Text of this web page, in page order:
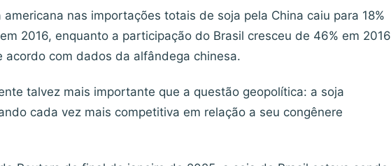
nas importações totais de soja pela China caiu para 18%
2016, enquanto a participação do Brasil cresceu de 46% em 2016
acordo com dados da alfândega chinesa.
talvez mais importante que a questão geopolítica: a soja
cada vez mais competitiva em relação a seu congênere